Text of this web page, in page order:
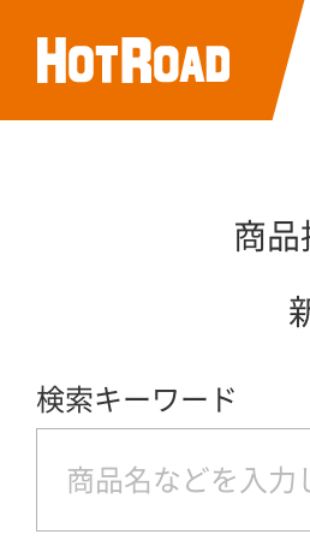
商
検索キーワード